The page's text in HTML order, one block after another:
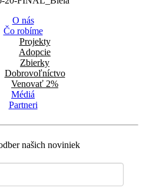
O nás
Čo robíme
Projekty
Adopcie
Zbierky
Dobrovoľníctvo
Venovať 2%
Médiá
Partneri
našich noviniek